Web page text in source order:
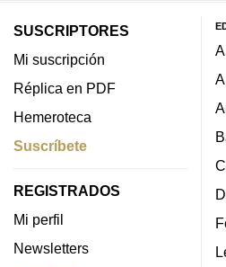
SUSCRIPTORES
Mi suscripción
Réplica en PDF
Hemeroteca
Suscríbete
REGISTRADOS
Mi perfil
Newsletters